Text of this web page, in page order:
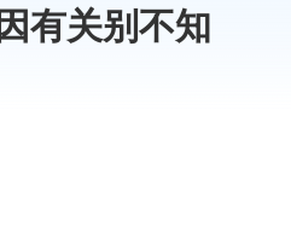
有关别不知